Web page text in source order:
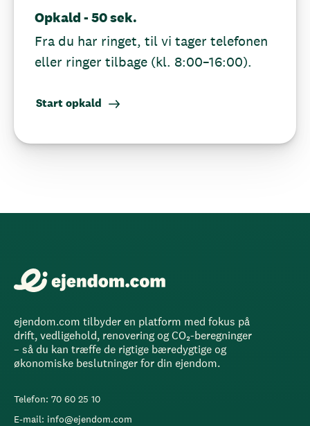
Opkald - 50 sek.
Fra du har ringet, til vi tager telefonen
eller ringer tilbage (kl. 8:00–16:00).
Start opkald
ejendom.com tilbyder en platform med fokus på
drift, vedligehold, renovering og CO₂-beregninger
– så du kan træffe de rigtige bæredygtige og
økonomiske beslutninger for din ejendom.
Telefon: 70 60 25 10
E-mail: info@ejendom.com